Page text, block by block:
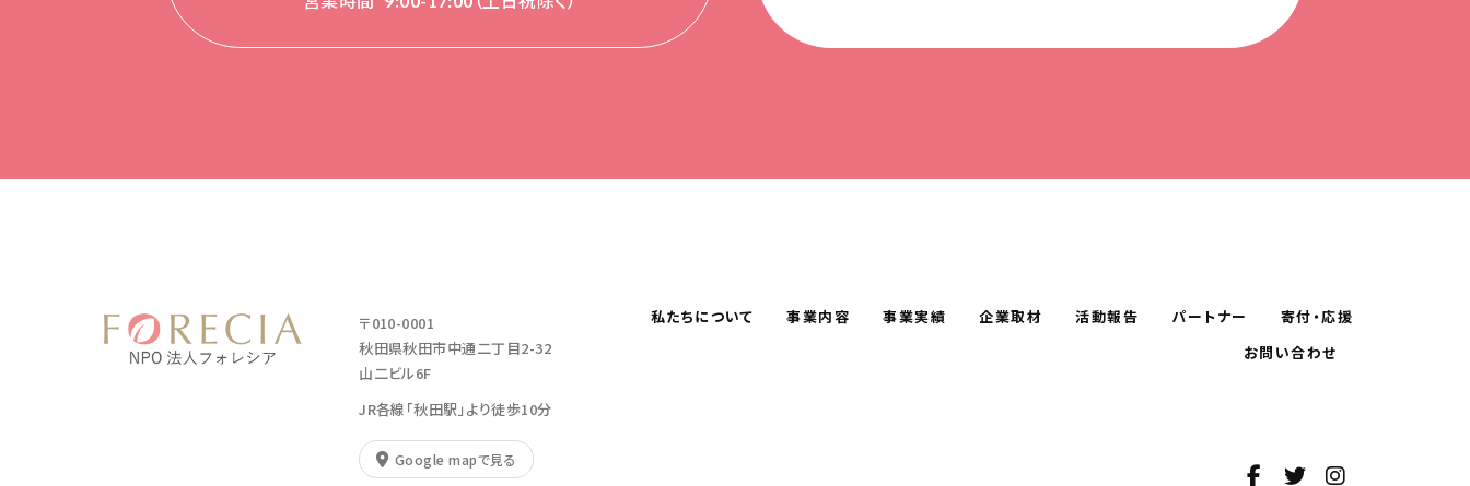
〒010-0001
秋田県秋田市中通二丁目2-32
山二ビル6F
JR各線「秋田駅」より徒歩10分
Google mapで見る
私たちについて 事業内容 事業実績 企業取材 活動報告 パートナー 寄付・応援
お問い合わせ